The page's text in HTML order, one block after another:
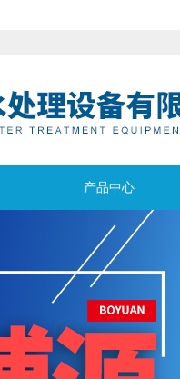
产品中心